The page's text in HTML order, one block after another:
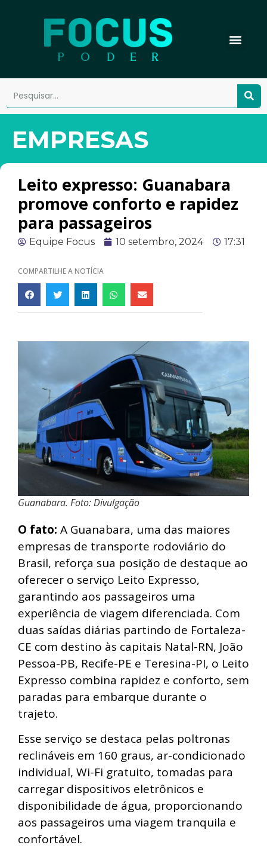
EMPRESAS
Leito expresso: Guanabara
promove conforto e rapidez
para passageiros
Equipe Focus 10 setembro, 2024 17:31
COMPARTILHE A NOTÍCIA
Guanabara. Foto: Divulgação
O fato: A Guanabara, uma das maiores
empresas de transporte rodoviário do
Brasil, reforça sua posição de destaque ao
oferecer o serviço Leito Expresso,
garantindo aos passageiros uma
experiência de viagem diferenciada. Com
duas saídas diárias partindo de Fortaleza-
CE com destino às capitais Natal-RN, João
Pessoa-PB, Recife-PE e Teresina-PI, o Leito
Expresso combina rapidez e conforto, sem
paradas para embarque durante o
trajeto.
Esse serviço se destaca pelas poltronas
reclináveis em 160 graus, ar-condicionado
individual, Wi-Fi gratuito, tomadas para
carregar dispositivos eletrônicos e
disponibilidade de água, proporcionando
aos passageiros uma viagem tranquila e
confortável.